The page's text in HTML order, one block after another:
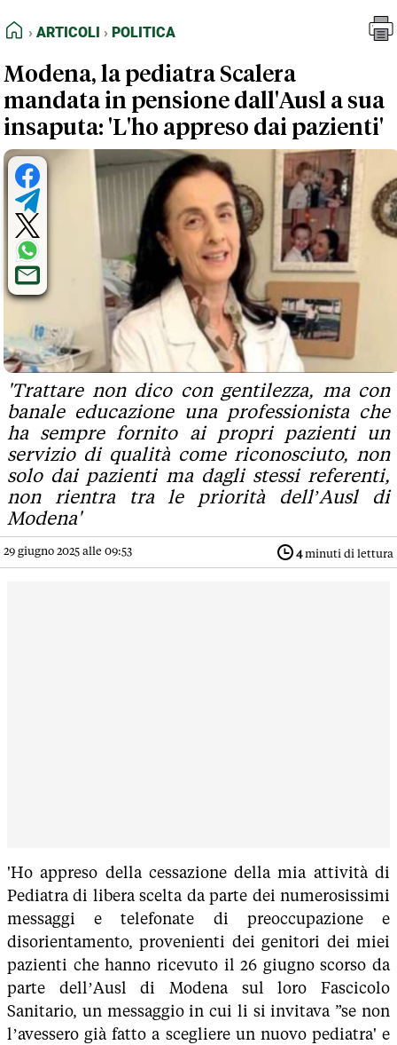
FEED RSS
NORMATIVE DEONTOLOGICHE
TERMINI e CONDIZIONI
HOME
ARTICOLI POLITICA
Modena, la pediatra Scalera
mandata in pensione dall'Ausl a sua
insaputa: 'L'ho appreso dai pazienti'
'Trattare non dico con gentilezza, ma con
banale educazione una professionista che
ha sempre fornito ai propri pazienti un
servizio di qualità come riconosciuto, non
solo dai pazienti ma dagli stessi referenti,
non rientra tra le priorità dell’Ausl di
Modena'
29 giugno 2025 alle 09:53 4minuti di lettura
'Ho appreso della cessazione della mia attività di
Pediatra di libera scelta da parte dei numerosissimi
messaggi e telefonate di preoccupazione e
disorientamento, provenienti dei genitori dei miei
pazienti che hanno ricevuto il 26 giugno scorso da
parte dell’Ausl di Modena sul loro Fascicolo
Sanitario, un messaggio in cui li si invitava ”se non
l’avessero già fatto a scegliere un nuovo pediatra' e